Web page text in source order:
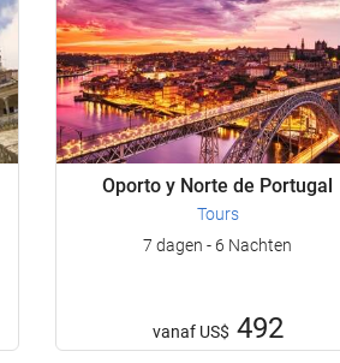
Oporto y Norte de Portugal
Tours
7 dagen - 6 Nachten
vanaf US$ 492